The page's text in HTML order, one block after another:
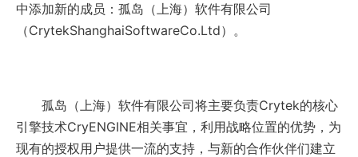
中添加新的成员：孤岛（上海）软件有限公司
（CrytekShanghaiSoftwareCo.Ltd）。
孤岛（上海）软件有限公司将主要负责Crytek的核心
引擎技术CryENGINE相关事宜，利用战略位置的优势，为
现有的授权用户提供一流的支持，与新的合作伙伴们建立